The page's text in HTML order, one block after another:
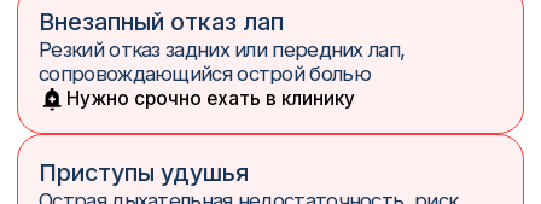
Стеноз PDA ВПС
Животным до 1 года
Чтобы исключить врожденные пороки развития